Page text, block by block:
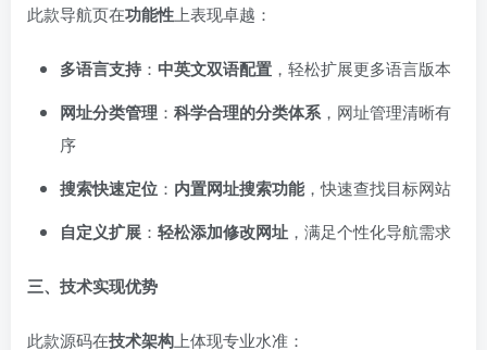
此款导航页在功能性 上表现卓越：
多语言支持： 中英文双语配置 ，轻松扩展更多语言版本
网址分类管理 ： 科学合理的分类体系 ，网址管理清晰有
序
搜索快速定位 ： 内置网址搜索功能，快速查找目标网站
自定义扩展 ： 轻松添加修改网址 ，满足个性化导航需求
三、技术实现优势
此款源码在技术架构 上体现专业水准：